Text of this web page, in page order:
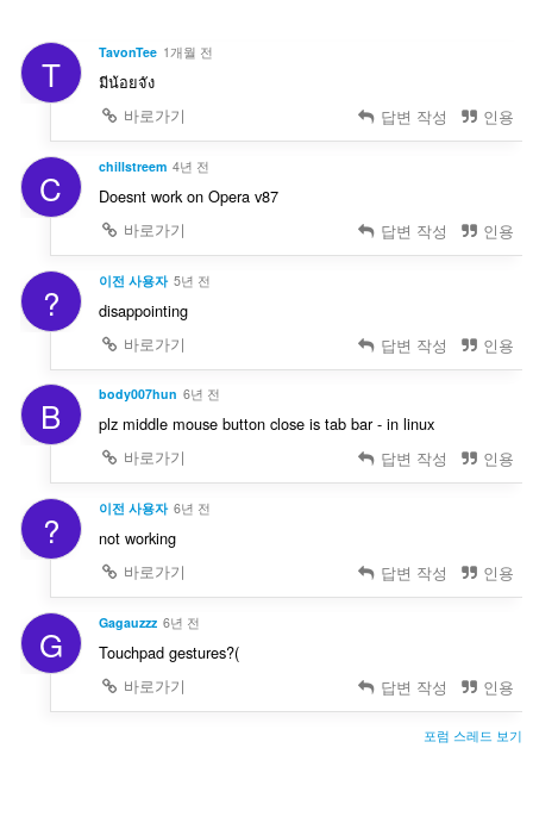
T TavonTee 1개월 전
มีน้อยจัง
바로가기
답변 작성 인용
C chillstreem 4년 전
Doesnt work on Opera v87
바로가기
답변 작성 인용
? 이전 사용자 5년 전
disappointing
바로가기
답변 작성 인용
B body007hun 6년 전
plz middle mouse button close is tab bar - in linux
바로가기
답변 작성 인용
? 이전 사용자 6년 전
not working
바로가기
답변 작성 인용
G Gagauzzz 6년 전
Touchpad gestures?(
바로가기
답변 작성 인용
포럼 스레드 보기